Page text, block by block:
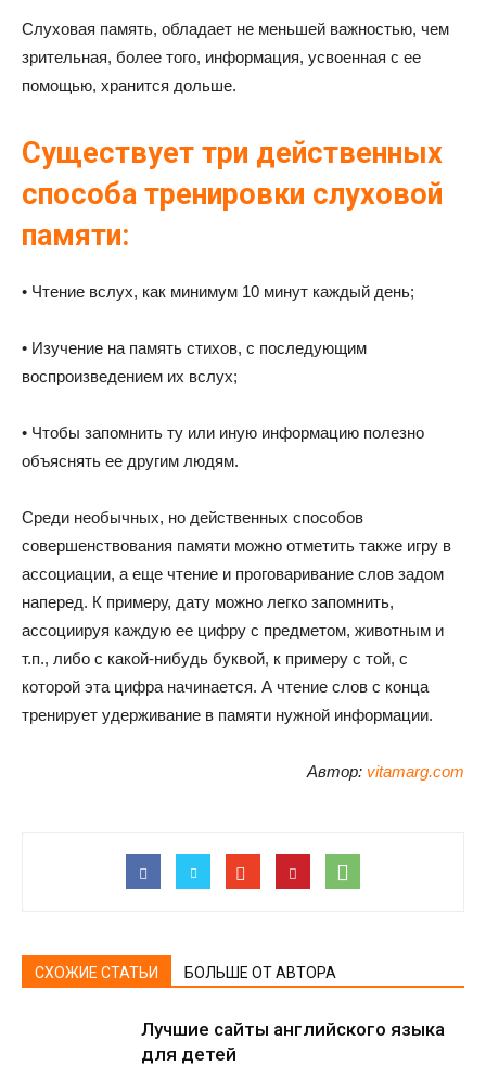
Слуховая память, обладает не меньшей важностью, чем
зрительная, более того, информация, усвоенная с ее
помощью, хранится дольше.
Существует три действенных
способа тренировки слуховой
памяти:
• Чтение вслух, как минимум 10 минут каждый день;
• Изучение на память стихов, с последующим
воспроизведением их вслух;
• Чтобы запомнить ту или иную информацию полезно
объяснять ее другим людям.
Среди необычных, но действенных способов
совершенствования памяти можно отметить также игру в
ассоциации, а еще чтение и проговаривание слов задом
наперед. К примеру, дату можно легко запомнить,
ассоциируя каждую ее цифру с предметом, животным и
т.п., либо с какой-нибудь буквой, к примеру с той, с
которой эта цифра начинается. А чтение слов с конца
тренирует удерживание в памяти нужной информации.
Автор: vitamarg.com
СХОЖИЕ СТАТЬИ БОЛЬШЕ ОТ АВТОРА
Лучшие сайты английского языка
для детей